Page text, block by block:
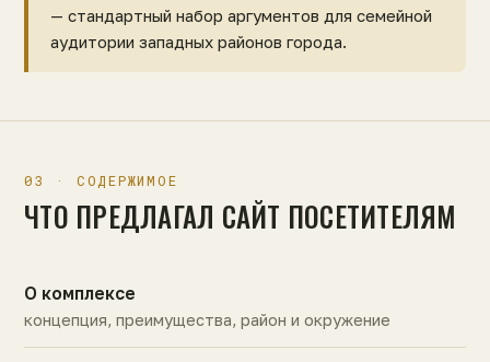
— стандартный набор аргументов для семейной
аудитории западных районов города.
03 · СОДЕРЖИМОЕ
ЧТО ПРЕДЛАГАЛ САЙТ ПОСЕТИТЕЛЯМ
О комплексе
концепция, преимущества, район и окружение